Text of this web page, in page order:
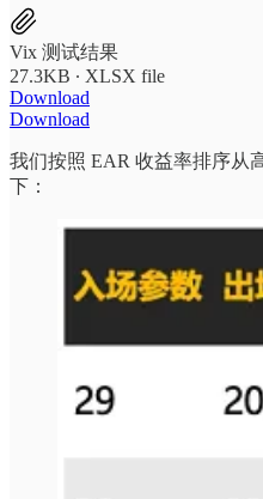
Vix 测试结果
27.3KB ∙ XLSX file
Download
Download
我们按照 EAR 收益率排序从
下：